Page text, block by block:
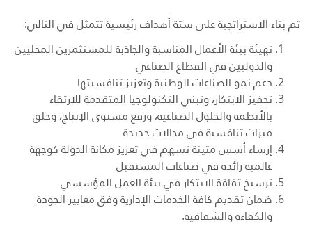
تم بناء الاستراتجية على ستة أهداف رئيسية تتمثل في التالي:
تهيئة بيئة الأعمال المناسبة والجاذبة للمستثمرين المحليين
والدوليين في القطاع الصناعي
دعم نمو الصناعات الوطنية وتعزيز تنافسيتها
تحفيز الابتكار، وتبني التكنولوجيا المتقدمة للارتقاء
بالأنظمة والحلول الصناعية، ورفع مستوى الإنتاج، وخلق
ميزات تنافسية في مجالات جديدة
إرساء أسس متينة تسهم في تعزيز مكانة الدولة كوجهة
عالمية رائدة في صناعات المستقبل
ترسيخ ثقافة الابتكار في بيئة العمل المؤسسي
ضمان تقديم كافة الخدمات الإدارية وفق معايير الجودة
والكفاءة والشفافية.